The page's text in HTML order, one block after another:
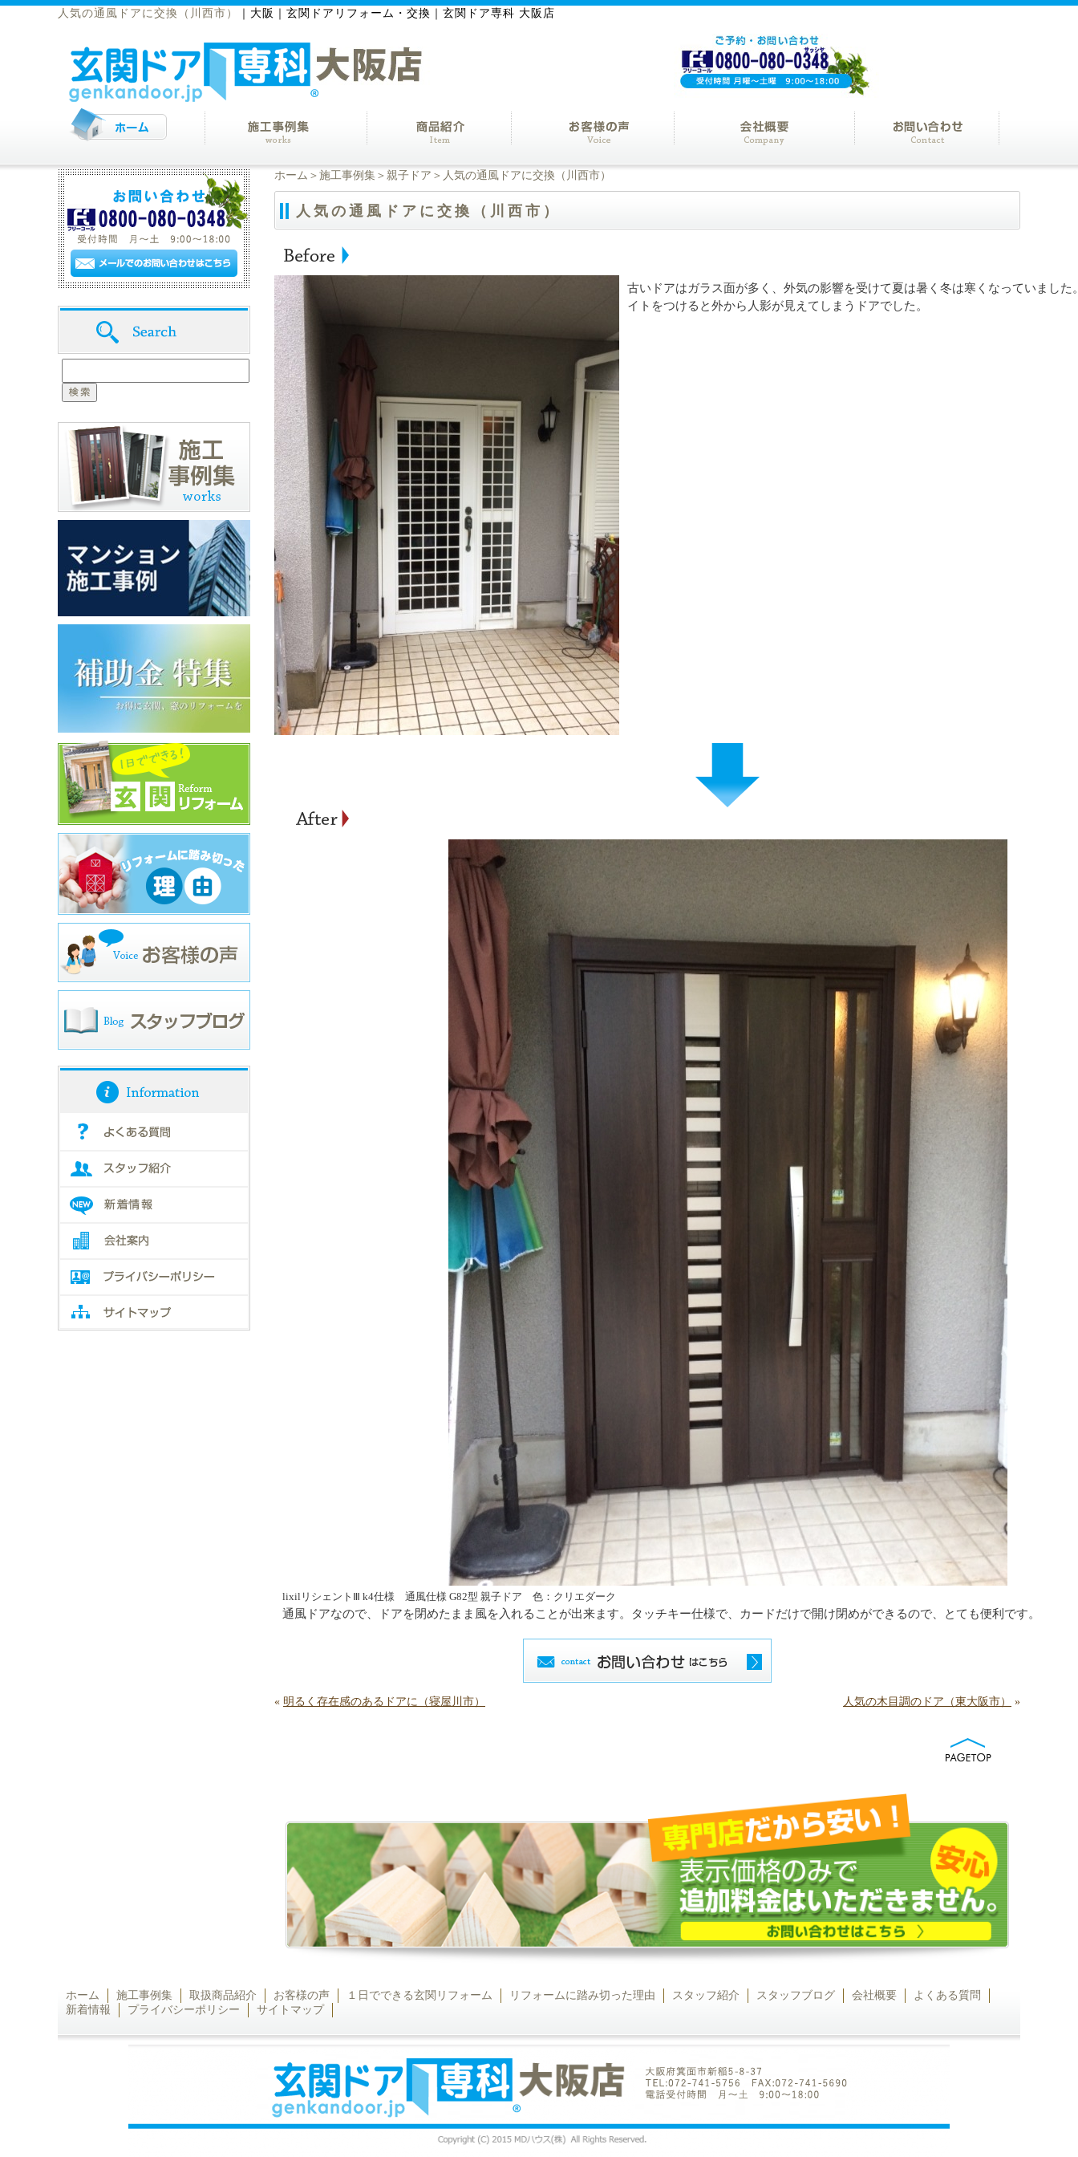
人気の通風ドアに交換（川西市） 大阪｜玄関ドアリフォーム・交換｜玄関ドア専科 大阪店
ホーム ＞ 施工事例集 ＞ 親子ドア ＞人気の通風ドアに交換（川西市）
人気の通風ドアに交換（川西市）
古いドアはガラス面が多く、外気の影響を受けて夏は暑く冬は寒くなっていました
イトをつけると外から人影が見えてしまうドアでした。
lixilリシェントⅢ k4仕様 通風仕様 G82型 親子ドア 色：クリエダーク
通風ドアなので、ドアを閉めたまま風を入れることが出来ます。タッチキー仕様で、カードだけで開け閉めができるので、とても便利です。
« 明るく存在感のあるドアに（寝屋川市） 人気の木目調のドア（東大阪市） »
ホーム 施工事例集 取扱商品紹介 お客様の声 １日でできる玄関リフォーム リフォームに踏み切った理由 スタッフ紹介 スタッフブログ 会社概要
よくある質問
新着情報
プライバシーポリシー サイトマップ